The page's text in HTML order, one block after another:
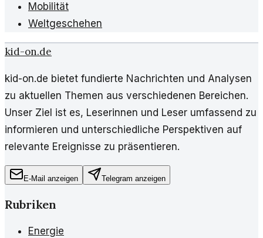
Mobilität
Weltgeschehen
kid-on.de
kid-on.de bietet fundierte Nachrichten und Analysen
zu aktuellen Themen aus verschiedenen Bereichen.
Unser Ziel ist es, Leserinnen und Leser umfassend zu
informieren und unterschiedliche Perspektiven auf
relevante Ereignisse zu präsentieren.
E-Mail anzeigen Telegram anzeigen
Rubriken
Energie